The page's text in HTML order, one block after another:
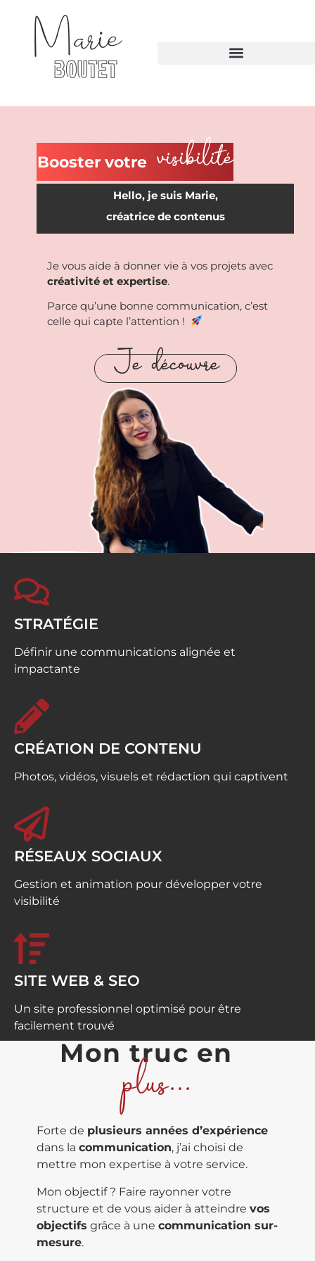
Booster votre visibilité
Hello, je suis Marie,
créatrice de contenus
Je vous aide à donner vie à vos projets avec
créativité et expertise.
Parce qu’une bonne communication, c’est
celle qui capte l’attention !
Je découvre
STRATÉGIE
Définir une communications alignée et
impactante
CRÉATION DE CONTENU
Photos, vidéos, visuels et rédaction qui captivent
RÉSEAUX SOCIAUX
Gestion et animation pour développer votre
visibilité
SITE WEB & SEO
Un site professionnel optimisé pour être
facilement trouvé
Mon truc en
plus...
Forte de plusieurs années d’expérience
dans lacommunication, j’ai choisi de
mettre mon expertise à votre service.
Mon objectif ? Faire rayonner votre
structure et de vous aider à atteindrevos
objectifs grâce à unecommunication sur-
mesure.